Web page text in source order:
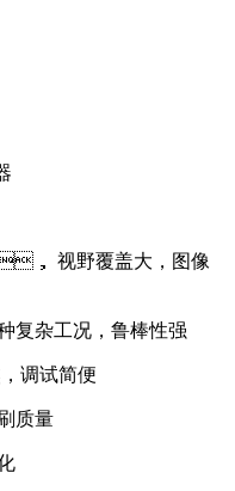
视野覆盖大，图像
复杂工况，鲁棒性强
，调试简便
质量